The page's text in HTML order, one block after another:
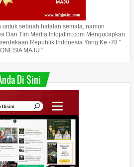
sebuah hafalan semata, namun
Dan Tim Media Infojatim.com Mengucapkan
Republik Indonesia Yang Ke -78 "
MAJU "
Di Sini